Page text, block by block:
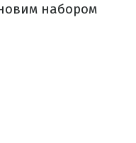
набором